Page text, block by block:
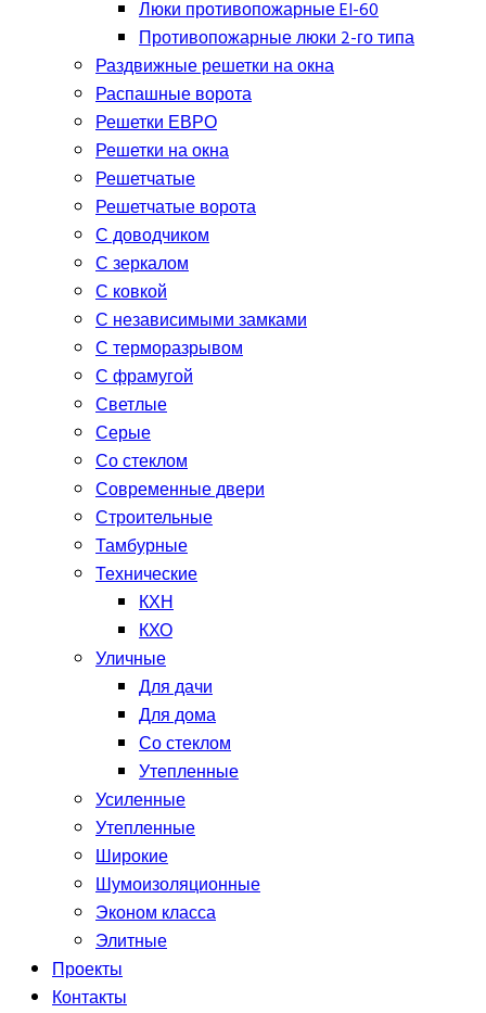
Люки противопожарные EI-60
Противопожарные люки 2-го типа
Раздвижные решетки на окна
Распашные ворота
Решетки ЕВРО
Решетки на окна
Решетчатые
Решетчатые ворота
С доводчиком
С зеркалом
С ковкой
С независимыми замками
С терморазрывом
С фрамугой
Светлые
Серые
Со стеклом
Современные двери
Строительные
Тамбурные
Технические
КХН
КХО
Уличные
Для дачи
Для дома
Со стеклом
Утепленные
Усиленные
Утепленные
Широкие
Шумоизоляционные
Эконом класса
Элитные
Проекты
Контакты